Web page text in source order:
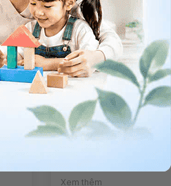
Đi tiểu thường
tiểu đường:
cần thiết
Xem thêm